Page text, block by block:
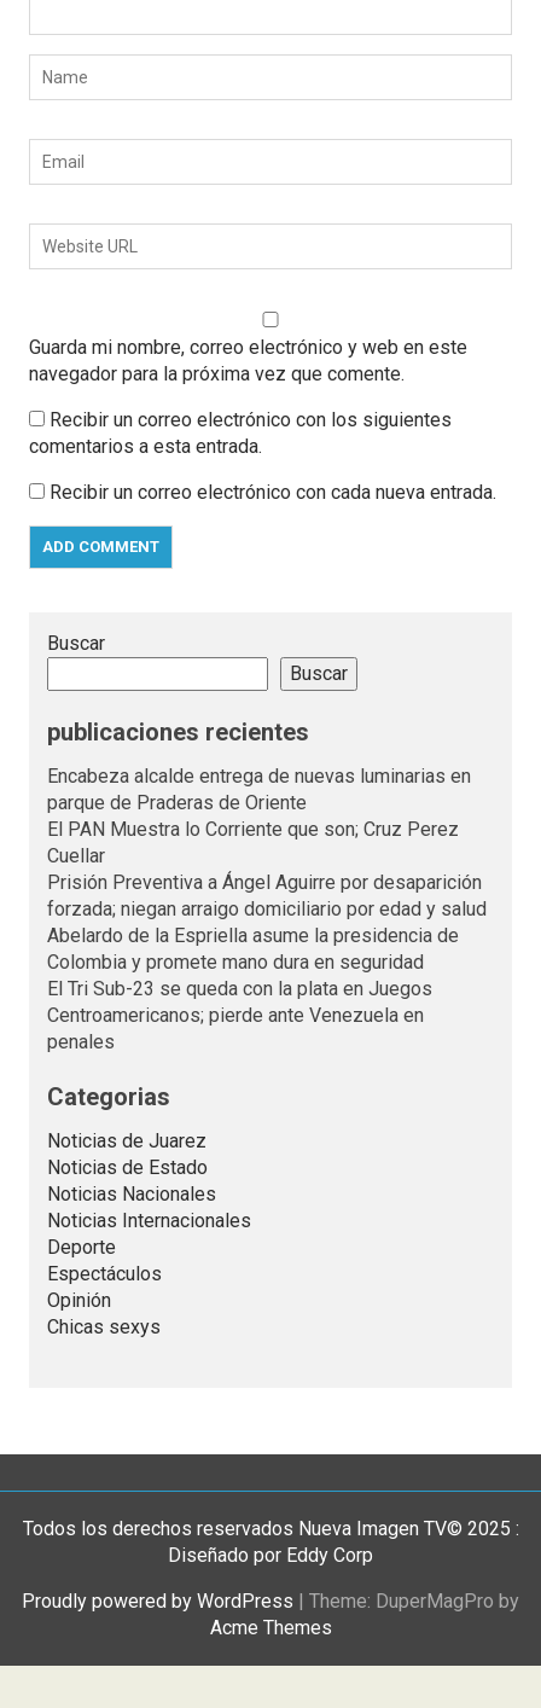
Guarda mi nombre, correo electrónico y web en este
navegador para la próxima vez que comente.
Recibir un correo electrónico con los siguientes
comentarios a esta entrada.
Recibir un correo electrónico con cada nueva entrada.
Buscar
Buscar
publicaciones recientes
Encabeza alcalde entrega de nuevas luminarias en
parque de Praderas de Oriente
El PAN Muestra lo Corriente que son; Cruz Perez
Cuellar
Prisión Preventiva a Ángel Aguirre por desaparición
forzada; niegan arraigo domiciliario por edad y salud
Abelardo de la Espriella asume la presidencia de
Colombia y promete mano dura en seguridad
El Tri Sub-23 se queda con la plata en Juegos
Centroamericanos; pierde ante Venezuela en
penales
Categorias
Noticias de Juarez
Noticias de Estado
Noticias Nacionales
Noticias Internacionales
Deporte
Espectáculos
Opinión
Chicas sexys
Todos los derechos reservados Nueva Imagen TV© 2025 :
Diseñado por Eddy Corp
Proudly powered by WordPress | Theme: DuperMagPro by
Acme Themes